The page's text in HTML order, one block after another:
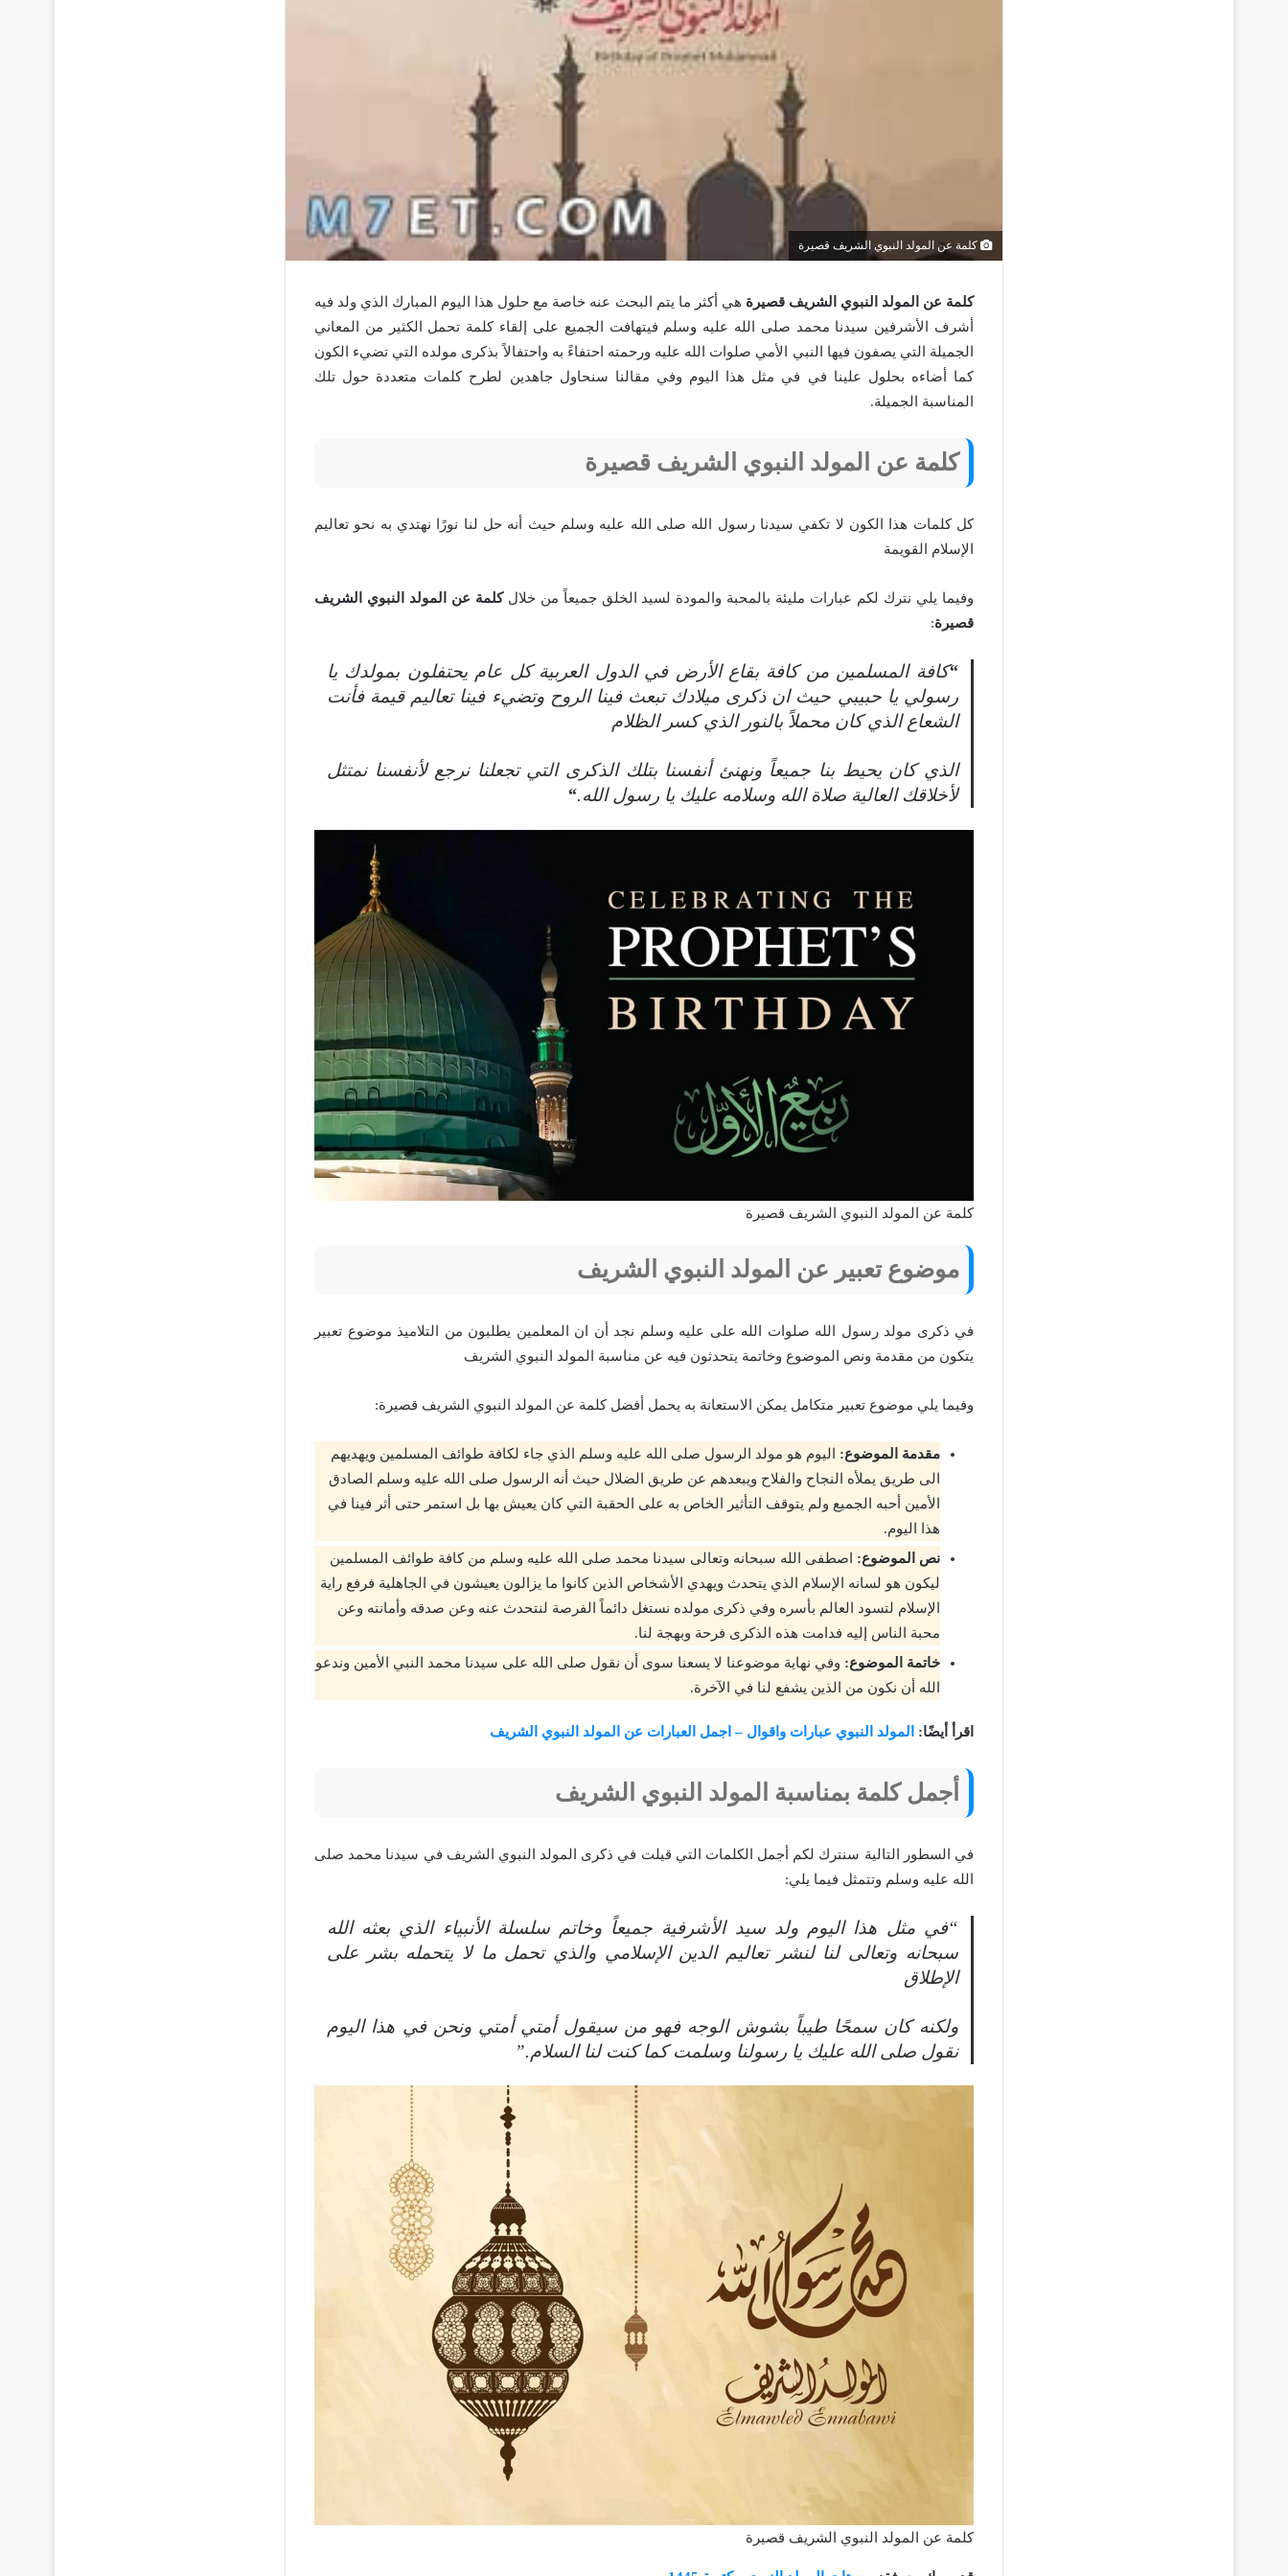
كلمة عن المولد النبوي الشريف قصيرة
كلمة عن المولد النبوي الشريف قصيرة هي أكثر ما يتم البحث عنه خاصة مع حلول هذا اليوم المبارك الذي ولد فيه
أشرف الأشرفين سيدنا محمد صلى الله عليه وسلم فيتهافت الجميع على إلقاء كلمة تحمل الكثير من المعاني
الجميلة التي يصفون فيها النبي الأمي صلوات الله عليه ورحمته احتفاءً به واحتفالاً بذكرى مولده التي تضيء الكون
كما أضاءه بحلول علينا في في مثل هذا اليوم وفي مقالنا سنحاول جاهدين لطرح كلمات متعددة حول تلك
المناسبة الجميلة.
كلمة عن المولد النبوي الشريف قصيرة
كل كلمات هذا الكون لا تكفي سيدنا رسول الله صلى الله عليه وسلم حيث أنه حل لنا نورًا نهتدي به نحو تعاليم
الإسلام القويمة
وفيما يلي نترك لكم عبارات مليئة بالمحبة والمودة لسيد الخلق جميعاً من خلالكلمة عن المولد النبوي الشريف
قصيرة:
“كافة المسلمين من كافة بقاع الأرض في الدول العربية كل عام يحتفلون بمولدك يا
رسولي يا حبيبي حيث ان ذكرى ميلادك تبعث فينا الروح وتضيء فينا تعاليم قيمة فأنت
الشعاع الذي كان محملاً بالنور الذي كسر الظلام
الذي كان يحيط بنا جميعاً ونهنئ أنفسنا بتلك الذكرى التي تجعلنا نرجع لأنفسنا نمتثل
لأخلاقك العالية صلاة الله وسلامه عليك يا رسول الله.“
كلمة عن المولد النبوي الشريف قصيرة
موضوع تعبير عن المولد النبوي الشريف
في ذكرى مولد رسول الله صلوات الله على عليه وسلم نجد أن ان المعلمين يطلبون من التلاميذ موضوع تعبير
يتكون من مقدمة ونص الموضوع وخاتمة يتحدثون فيه عن مناسبة المولد النبوي الشريف
وفيما يلي موضوع تعبير متكامل يمكن الاستعانة به يحمل أفضل كلمة عن المولد النبوي الشريف قصيرة:
مقدمة الموضوع: اليوم هو مولد الرسول صلى الله عليه وسلم الذي جاء لكافة طوائف المسلمين ويهديهم
الى طريق يملأه النجاح والفلاح ويبعدهم عن طريق الضلال حيث أنه الرسول صلى الله عليه وسلم الصادق
الأمين أحبه الجميع ولم يتوقف التأثير الخاص به على الحقبة التي كان يعيش بها بل استمر حتى أثر فينا في
هذا اليوم.
نص الموضوع: اصطفى الله سبحانه وتعالى سيدنا محمد صلى الله عليه وسلم من كافة طوائف المسلمين
ليكون هو لسانه الإسلام الذي يتحدث ويهدي الأشخاص الذين كانوا ما يزالون يعيشون في الجاهلية فرفع راية
الإسلام لتسود العالم بأسره وفي ذكرى مولده نستغل دائماً الفرصة لنتحدث عنه وعن صدقه وأمانته وعن
محبة الناس إليه فدامت هذه الذكرى فرحة وبهجة لنا.
خاتمة الموضوع: وفي نهاية موضوعنا لا يسعنا سوى أن نقول صلى الله على سيدنا محمد النبي الأمين وندعو
الله أن نكون من الذين يشفع لنا في الآخرة.
اقرأ أيضًا: المولد النبوي عبارات واقوال – اجمل العبارات عن المولد النبوي الشريف
أجمل كلمة بمناسبة المولد النبوي الشريف
في السطور التالية سنترك لكم أجمل الكلمات التي قيلت في ذكرى المولد النبوي الشريف في سيدنا محمد صلى
الله عليه وسلم وتتمثل فيما يلي:
“في مثل هذا اليوم ولد سيد الأشرفية جميعاً وخاتم سلسلة الأنبياء الذي بعثه الله
سبحانه وتعالى لنا لنشر تعاليم الدين الإسلامي والذي تحمل ما لا يتحمله بشر على
الإطلاق
ولكنه كان سمحًا طيباً بشوش الوجه فهو من سيقول أمتي أمتي ونحن في هذا اليوم
نقول صلى الله عليك يا رسولنا وسلمت كما كنت لنا السلام.”
كلمة عن المولد النبوي الشريف قصيرة